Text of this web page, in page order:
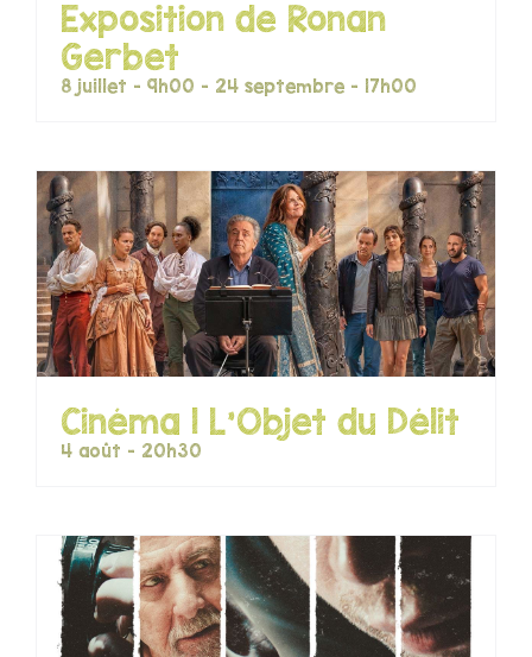
LOISIRS
PUBLICATIONS
Exposition de Ronan
Gerbet
8 juillet - 9h00 - 24 septembre - 17h00
Cinéma | L’Objet du Délit
4 août - 20h30